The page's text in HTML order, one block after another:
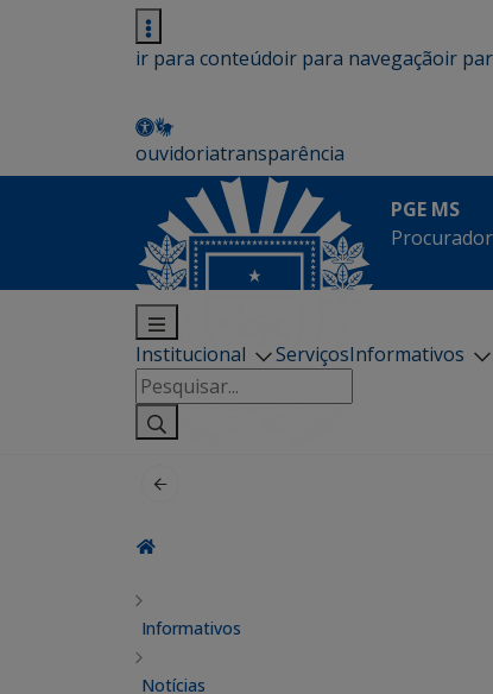
ir para conteúdoir para navegaçãoir
ouvidoriatransparência
PGE MS
Institucional ServiçosInformativos
Pesquisar
por:
Informativos
Notícias